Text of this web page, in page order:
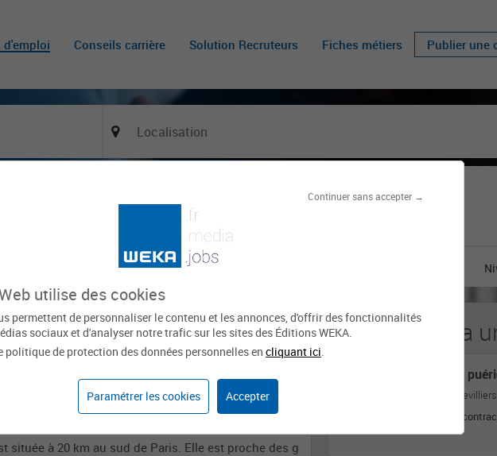
Continuer sans accepter →
utilise des cookies
permettent de personnaliser le contenu et les annonces, d'offrir des fonctionnalités
sociaux et d'analyser notre trafic sur les sites des Éditions WEKA.
politique de protection des données personnelles en cliquant ici
Paramétrer les cookies Accepter
d'emploi Conseils carrière Solution Recruteurs Fiches métiers Publier une
Filière
trouvées
Humaines (h/f)
située à 20 km au sud de Paris. Elle est proche des g
Les offres à la
Auxiliaire de
Mairie de Gennevilliers
Titulaire ou